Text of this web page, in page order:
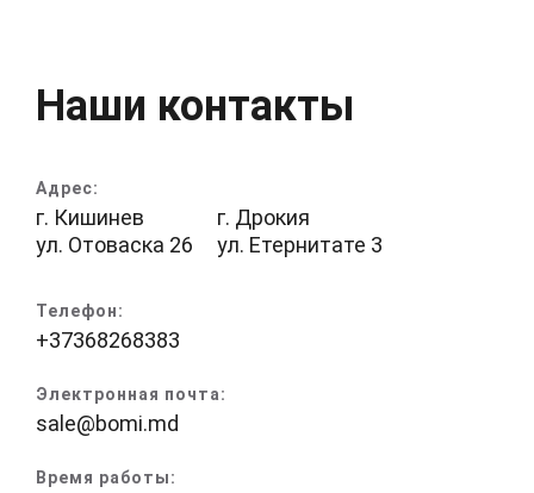
Наши контакты
Адрес:
г. Кишинев
ул. Отоваска 26
г. Дрокия
ул. Етернитате 3
Телефон:
+37368268383
Электронная почта:
sale@bomi.md
Время работы: